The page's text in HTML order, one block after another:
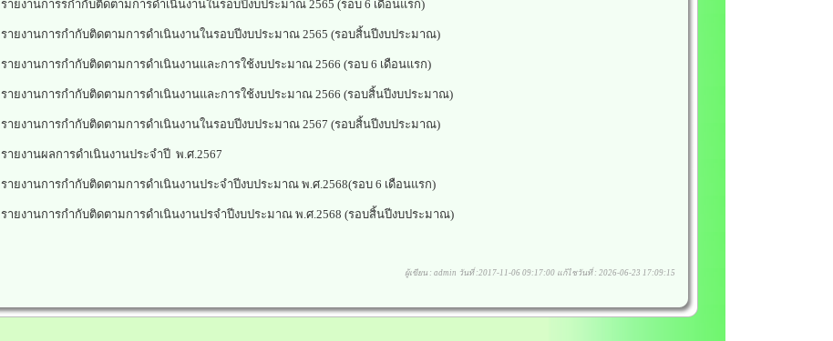
รายงานการรกำกับติดตามการดำเนินงานในรอบปีงบประมาณ 2565 (รอบ 6 เดือนแรก)
รายงานการกำกับติดตามการดำเนินงานในรอบปีงบประมาณ 2565 (รอบสิ้นปีงบประมาณ)
รายงานการกำกับติดตามการดำเนินงานและการใช้งบประมาณ 2566 (รอบ 6 เดือนแรก)
รายงานการกำกับติดตามการดำเนินงานและการใช้งบประมาณ 2566 (รอบสิ้นปีงบประมาณ)
รายงานการกำกับติดตามการดำเนินงานในรอบปีงบประมาณ 2567 (รอบสิ้นปีงบประมาณ)
รายงานผลการดำเนินงานประจำปี พ.ศ.2567
รายงานการกำกับติดตามการดำเนินงานประจำปีงบประมาณ พ.ศ.2568(รอบ 6 เดือนแรก)
รายงานการกำกับติดตามการดำเนินงานปรจำปีงบประมาณ พ.ศ.2568 (รอบสิ้นปีงบประมาณ)
ผู้เขียน : admin วันที่ :2017-11-06 09:17:00 แก้ไชวันที่ : 2026-06-23 17:09:15